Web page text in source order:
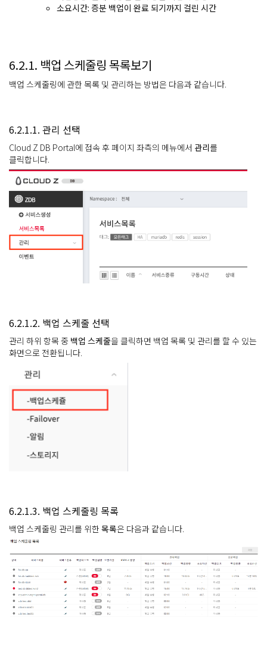
소요시간: 증분 백업이 완료 되기까지 걸린 시간
6.2.1. 백업 스케줄링 목록보기
백업 스케줄링에 관한 목록 및 관리하는 방법은 다음과 같습니다.
6.2.1.1. 관리 선택
Cloud Z DB Portal에 접속 후 페이지 좌측의 메뉴에서 관리를
클릭합니다.
6.2.1.2. 백업 스케줄 선택
관리 하위 항목 중 백업 스케줄을 클릭하면 백업 목록 및 관리를 할 수 있는
화면으로 전환됩니다.
6.2.1.3. 백업 스케줄링 목록
백업 스케줄링 관리를 위한 목록은 다음과 같습니다.